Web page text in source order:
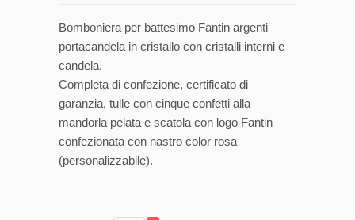
Bomboniera per battesimo Fantin argenti
portacandela in cristallo con cristalli interni e
candela.
Completa di confezione, certificato di
garanzia, tulle con cinque confetti alla
mandorla pelata e scatola con logo Fantin
confezionata con nastro color rosa
(personalizzabile).